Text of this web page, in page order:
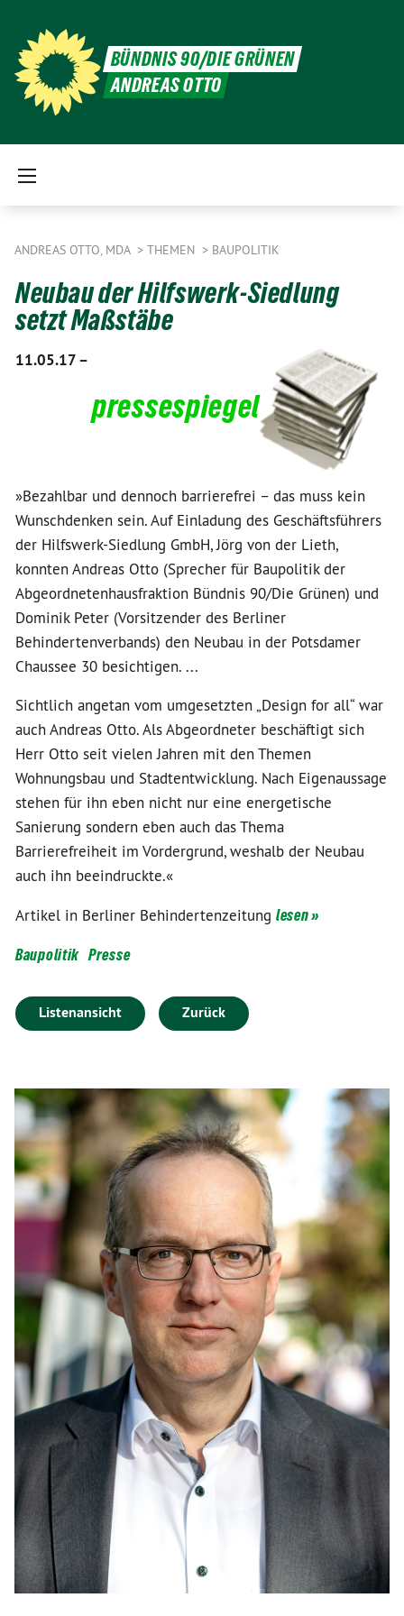
BÜNDNIS 90/DIE GRÜNEN
ANDREAS OTTO
ANDREAS OTTO, MDA THEMEN BAUPOLITIK
Neubau der Hilfswerk-Siedlung
setzt Maßstäbe
11.05.17 –
pressespiegel
»Bezahlbar und dennoch barrierefrei – das muss kein
Wunschdenken sein. Auf Einladung des Geschäftsführers
der Hilfswerk-Siedlung GmbH, Jörg von der Lieth,
konnten Andreas Otto (Sprecher für Baupolitik der
Abgeordnetenhausfraktion Bündnis 90/Die Grünen) und
Dominik Peter (Vorsitzender des Berliner
Behindertenverbands) den Neubau in der Potsdamer
Chaussee 30 besichtigen. ...
Sichtlich angetan vom umgesetzten „Design for all“ war
auch Andreas Otto. Als Abgeordneter beschäftigt sich
Herr Otto seit vielen Jahren mit den Themen
Wohnungsbau und Stadtentwicklung. Nach Eigenaussage
stehen für ihn eben nicht nur eine energetische
Sanierung sondern eben auch das Thema
Barrierefreiheit im Vordergrund, weshalb der Neubau
auch ihn beeindruckte.«
Artikel in Berliner Behindertenzeitung lesen »
Baupolitik Presse
Listenansicht Zurück